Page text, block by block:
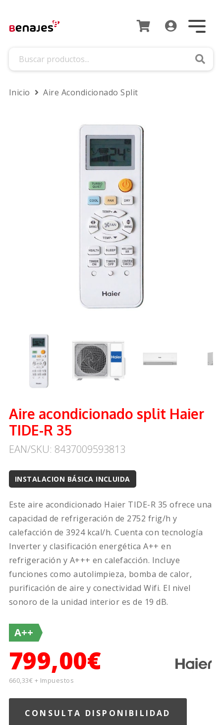
Inicio
 Aire Acondicionado Split
Aire acondicionado split Haier
TIDE-R 35
EAN/SKU: 8437009593813
INSTALACION BÁSICA INCLUIDA
Este aire acondicionado Haier TIDE-R 35 ofrece una
capacidad de refrigeración de 2752 frig/h y
calefacción de 3924 kcal/h. Cuenta con tecnología
Inverter y clasificación energética A++ en
refrigeración y A+++ en calefacción. Incluye
funciones como autolimpieza, bomba de calor,
purificación de aire y conectividad Wifi. El nivel
sonoro de la unidad interior es de 19 dB.
A++
799,00€
660,33€ + Impuestos
CONSULTA DISPONIBILIDAD